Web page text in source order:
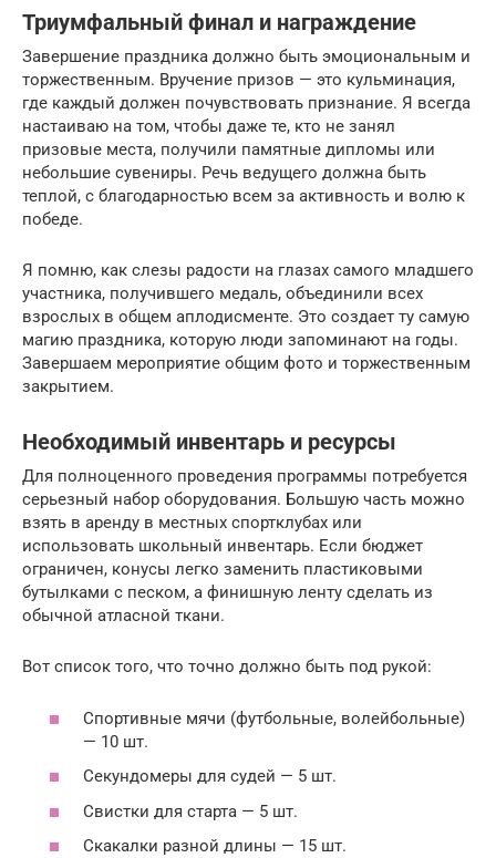
Триумфальный финал и награждение
Завершение праздника должно быть эмоциональным и
торжественным. Вручение призов — это кульминация,
где каждый должен почувствовать признание. Я всегда
настаиваю на том, чтобы даже те, кто не занял
призовые места, получили памятные дипломы или
небольшие сувениры. Речь ведущего должна быть
теплой, с благодарностью всем за активность и волю к
победе.
Я помню, как слезы радости на глазах самого младшего
участника, получившего медаль, объединили всех
взрослых в общем аплодисменте. Это создает ту самую
магию праздника, которую люди запоминают на годы.
Завершаем мероприятие общим фото и торжественным
закрытием.
Необходимый инвентарь и ресурсы
Для полноценного проведения программы потребуется
серьезный набор оборудования. Большую часть можно
взять в аренду в местных спортклубах или
использовать школьный инвентарь. Если бюджет
ограничен, конусы легко заменить пластиковыми
бутылками с песком, а финишную ленту сделать из
обычной атласной ткани.
Вот список того, что точно должно быть под рукой:
Спортивные мячи (футбольные, волейбольные)
— 10 шт.
Секундомеры для судей — 5 шт.
Свистки для старта — 5 шт.
Скакалки разной длины — 15 шт.